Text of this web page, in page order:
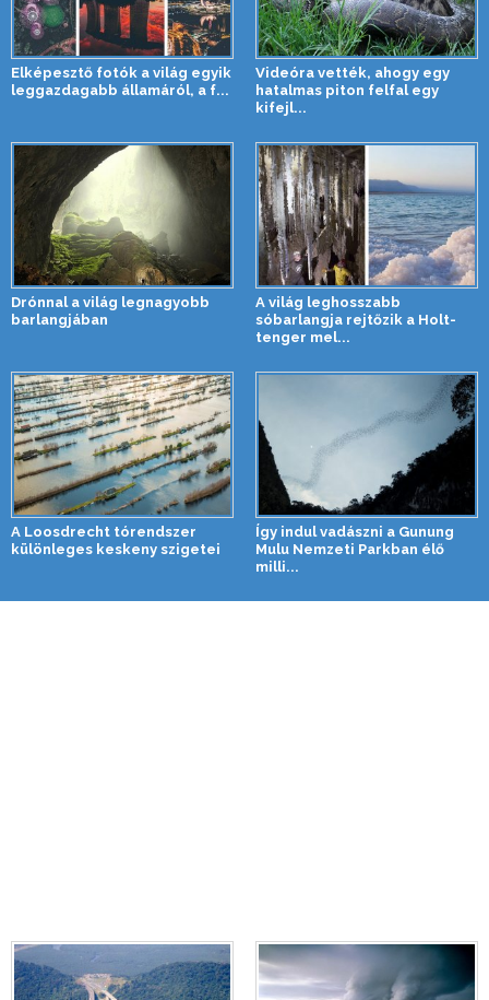
Elképesztő fotók a világ egyik
leggazdagabb államáról, a f...
Videóra vették, ahogy egy
hatalmas piton felfal egy
kifejl...
Drónnal a világ legnagyobb
barlangjában
A világ leghosszabb
sóbarlangja rejtőzik a Holt-
tenger mel...
A Loosdrecht tórendszer
különleges keskeny szigetei
Így indul vadászni a Gunung
Mulu Nemzeti Parkban élő
milli...